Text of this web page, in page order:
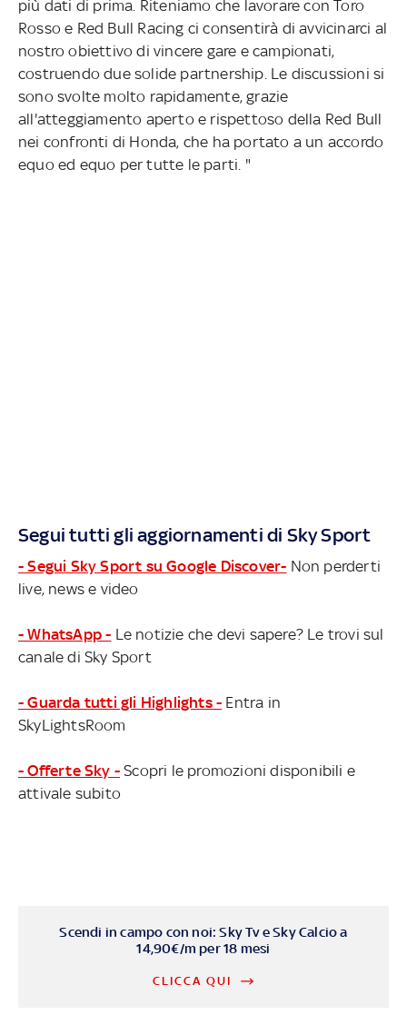
più dati di prima. Riteniamo che lavorare con Toro
Rosso e Red Bull Racing ci consentirà di avvicinarci al
nostro obiettivo di vincere gare e campionati,
costruendo due solide partnership. Le discussioni si
sono svolte molto rapidamente, grazie
all'atteggiamento aperto e rispettoso della Red Bull
nei confronti di Honda, che ha portato a un accordo
equo ed equo per tutte le parti. "
Segui tutti gli aggiornamenti di Sky Sport
- Segui Sky Sport su Google Discover- Non perderti
live, news e video
- WhatsApp - Le notizie che devi sapere? Le trovi sul
canale di Sky Sport
- Guarda tutti gli Highlights - Entra in
SkyLightsRoom
- Offerte Sky - Scopri le promozioni disponibili e
attivale subito
Scendi in campo con noi: Sky Tv e Sky Calcio a
14,90€/m per 18 mesi
CLICCA QUI